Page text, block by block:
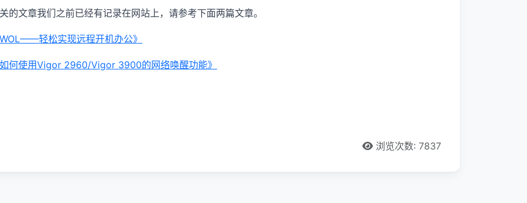
的文章我们之前已经有记录在网站上，请参考下面两篇文章。
WOL——轻松实现远程开机办公》
如何使用Vigor 2960/Vigor 3900的网络唤醒功能》
浏览次数: 7837